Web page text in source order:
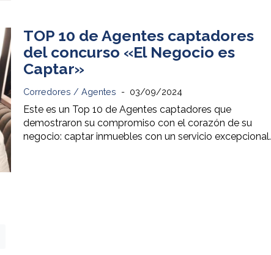
TOP 10 de Agentes captadores
del concurso «El Negocio es
Captar»
Corredores / Agentes 03/09/2024
Este es un Top 10 de Agentes captadores que
demostraron su compromiso con el corazón de su
negocio: captar inmuebles con un servicio excepcional.